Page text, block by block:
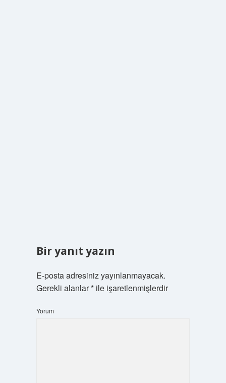
Bir yanıt yazın
E-posta adresiniz yayınlanmayacak.
Gerekli alanlar*ile işaretlenmişlerdir
Yorum